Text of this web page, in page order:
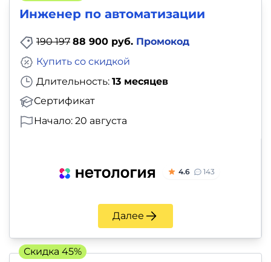
Инженер по автоматизации
190 197 88 900 руб. Промокод
Длительность: 13 месяцев
Сертификат
Купить со скидкой
Начало: 20 августа
4.6 143
Далее
Скидка 45%